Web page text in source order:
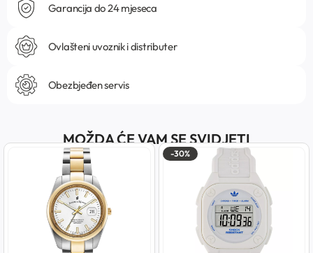
Garancija do 24 mjeseca
Ovlašteni uvoznik i distributer
Obezbjeđen servis
MOŽDA ĆE VAM SE SVIDJETI
-30%